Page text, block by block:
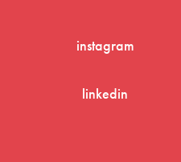
instagram
linkedin